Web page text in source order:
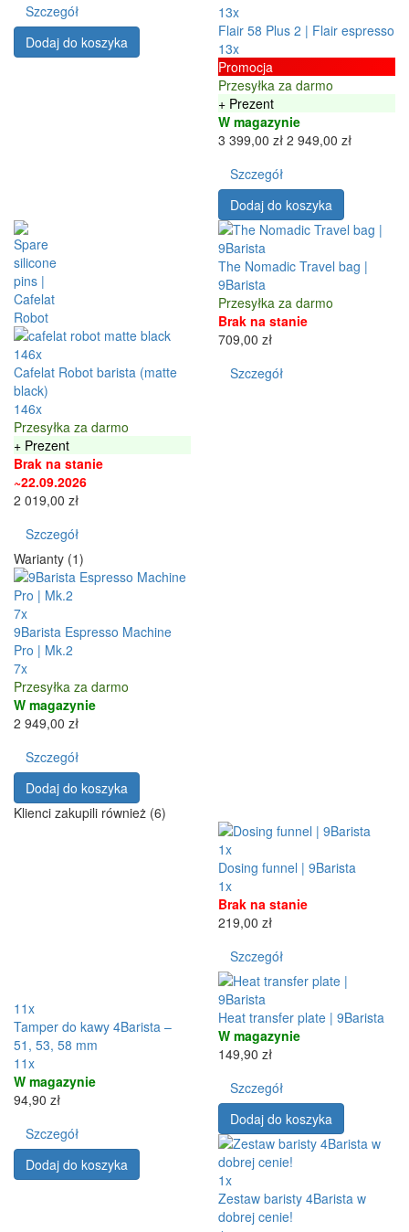
Szczegół
Dodaj do koszyka
13x
Flair 58 Plus 2 | Flair espresso
13x
Promocja
Przesyłka za darmo
+ Prezent
W magazynie
3 399,00 zł 2 949,00 zł
Szczegół
Dodaj do koszyka
146x
Cafelat Robot barista (matte
black)
146x
Przesyłka za darmo
+ Prezent
Brak na stanie
~22.09.2026
2 019,00 zł
Szczegół
The Nomadic Travel bag |
9Barista
Przesyłka za darmo
Brak na stanie
709,00 zł
Szczegół
Warianty (1)
7x
9Barista Espresso Machine
Pro | Mk.2
7x
Przesyłka za darmo
W magazynie
2 949,00 zł
Szczegół
Dodaj do koszyka
Klienci zakupili również (6)
11x
Tamper do kawy 4Barista –
51, 53, 58 mm
11x
W magazynie
94,90 zł
Szczegół
Dodaj do koszyka
1x
Dosing funnel | 9Barista
1x
Brak na stanie
219,00 zł
Szczegół
Heat transfer plate | 9Barista
W magazynie
149,90 zł
Szczegół
Dodaj do koszyka
1x
Zestaw baristy 4Barista w
dobrej cenie!